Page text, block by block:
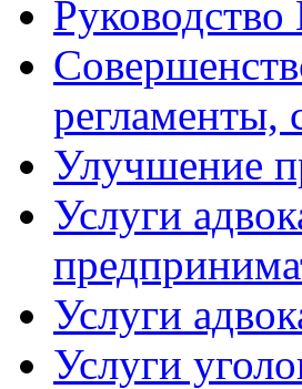
регламенты,
Улучшение
Услуги
Услуги
Услуги